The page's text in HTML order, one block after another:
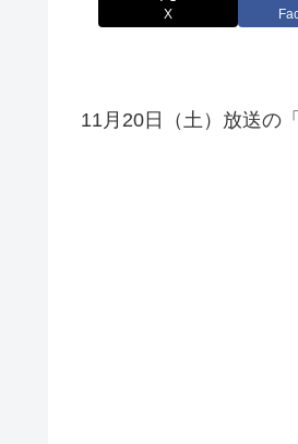
X
11月20日（土）放送の